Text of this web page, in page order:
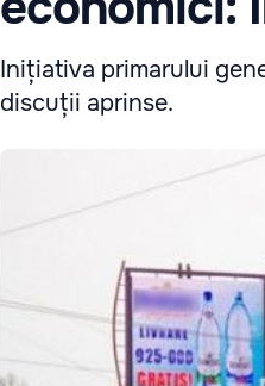
Inițiativa primarului
discuții aprinse.